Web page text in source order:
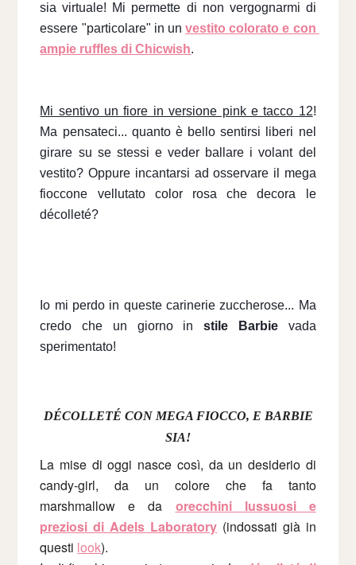
sia virtuale! Mi permette di non vergognarmi di
essere "particolare" in un vestito colorato e con
ampie ruffles di Chicwish.
Mi sentivo un fiore in versione pink e tacco 12!
Ma pensateci... quanto è bello sentirsi liberi nel
girare su se stessi e veder ballare i volant del
vestito? Oppure incantarsi ad osservare il mega
fioccone vellutato color rosa che decora le
décolleté?
Io mi perdo in queste carinerie zuccherose... Ma
credo che un giorno in stile Barbie vada
sperimentato!
DÉCOLLETÉ CON MEGA FIOCCO, E BARBIE
SIA!
La mise di oggi nasce così, da un desiderio di
candy-girl, da un colore che fa tanto
marshmallow e da orecchini lussuosi e
preziosi di Adels Laboratory (indossati già in
questi look).